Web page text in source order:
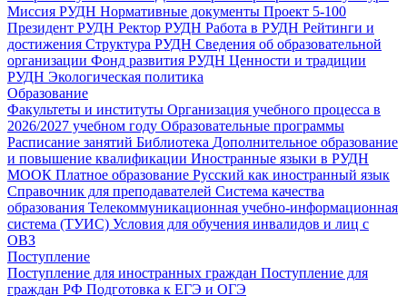
Миссия РУДН Нормативные документы Проект 5-100
Президент РУДН Ректор РУДН Работа в РУДН Рейтинги и
достижения Структура РУДН Сведения об образовательной
организации Фонд развития РУДН Ценности и традиции
РУДН Экологическая политика
Образование
Факультеты и институты Организация учебного процесса в
2026/2027 учебном году Образовательные программы
Расписание занятий Библиотека Дополнительное образование
и повышение квалификации Иностранные языки в РУДН
МООК Платное образование Русский как иностранный язык
Справочник для преподавателей Система качества
образования Телекоммуникационная учебно-информационная
система (ТУИС) Условия для обучения инвалидов и лиц с
ОВЗ
Поступление
Поступление для иностранных граждан Поступление для
граждан РФ Подготовка к ЕГЭ и ОГЭ